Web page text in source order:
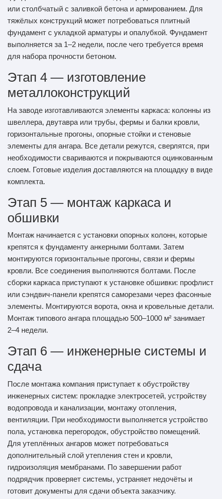
или столбчатый с заливкой бетона и армированием. Для
тяжёлых конструкций может потребоваться плитный
фундамент с укладкой арматуры и опалубкой. Фундамент
выполняется за 1–2 недели, после чего требуется время
для набора прочности бетоном.
Этап 4 — изготовление
металлоконструкций
На заводе изготавливаются элементы каркаса: колонны из
швеллера, двутавра или трубы, фермы и балки кровли,
горизонтальные прогоны, опорные стойки и стеновые
элементы для ангара. Все детали режутся, сверлятся, при
необходимости свариваются и покрываются оцинкованным
слоем. Готовые изделия доставляются на площадку в виде
комплекта.
Этап 5 — монтаж каркаса и
обшивки
Монтаж начинается с установки опорных колонн, которые
крепятся к фундаменту анкерными болтами. Затем
монтируются горизонтальные прогоны, связи и фермы
кровли. Все соединения выполняются болтами. После
сборки каркаса приступают к установке обшивки: профлист
или сэндвич-панели крепятся саморезами через фасонные
элементы. Монтируются ворота, окна и кровельные детали.
Монтаж типового ангара площадью 500–1000 м² занимает
2–4 недели.
Этап 6 — инженерные системы и
сдача
После монтажа компания приступает к обустройству
инженерных систем: прокладке электросетей, устройству
водопровода и канализации, монтажу отопления,
вентиляции. При необходимости выполняется устройство
пола, установка перегородок, обустройство помещений.
Для утеплённых ангаров может потребоваться
дополнительный слой утепления стен и кровли,
гидроизоляция мембранами. По завершении работ
подрядчик проверяет системы, устраняет недочёты и
готовит документы для сдачи объекта заказчику.